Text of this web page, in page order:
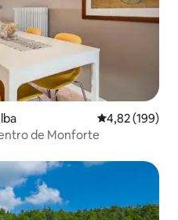
4,82 de uma
4,82 (199)
de Monforte